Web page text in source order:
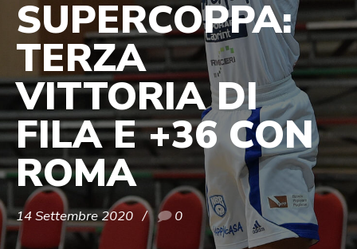
SUPERCOPPA:
TERZA
VITTORIA DI
FILA E +36 CON
ROMA
14 Settembre 2020 0